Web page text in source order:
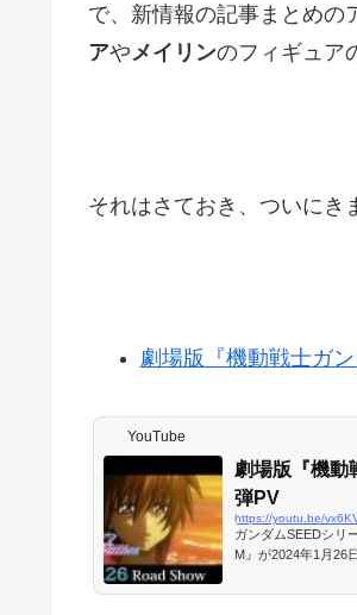
で、新情報の記事まとめの
アや メイリンのフィギュア
それはさておき、ついにき
劇場版『機動戦士ガ
YouTube
劇場版『機動
弾PV
https://youtu.be/
ガンダムSEEDシリ
M』が2024年1月26
年7月7日（金）劇